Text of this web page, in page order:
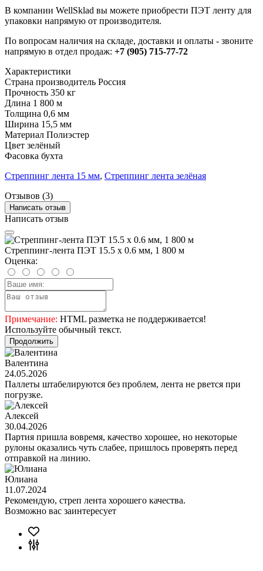
В компании WellSklad вы можете приобрести ПЭТ ленту для
упаковки напрямую от производителя.
По вопросам наличия на складе, доставки и оплаты - звоните
напрямую в отдел продаж: +7 (905) 715-77-72
Характеристики
Страна производитель Россия
Прочность 350 кг
Длина 1 800 м
Толщина 0,6 мм
Ширина 15,5 мм
Материал Полиэстер
Цвет зелёный
Фасовка бухта
Стреппинг лента 15 мм, Стреппинг лента зелёная
Отзывов (3)
Написать отзыв
Написать отзыв
Стреппинг-лента ПЭТ 15.5 х 0.6 мм, 1 800 м
Оценка:
Примечание: HTML разметка не поддерживается!
Используйте обычный текст.
Продолжить
Валентина
24.05.2026
Паллеты штабелируются без проблем, лента не рвется при
погрузке.
Алексей
30.04.2026
Партия пришла вовремя, качество хорошее, но некоторые
рулоны оказались чуть слабее, пришлось проверять перед
отправкой на линию.
Юлиана
11.07.2024
Рекомендую, стреп лента хорошего качества.
Возможно вас заинтересует